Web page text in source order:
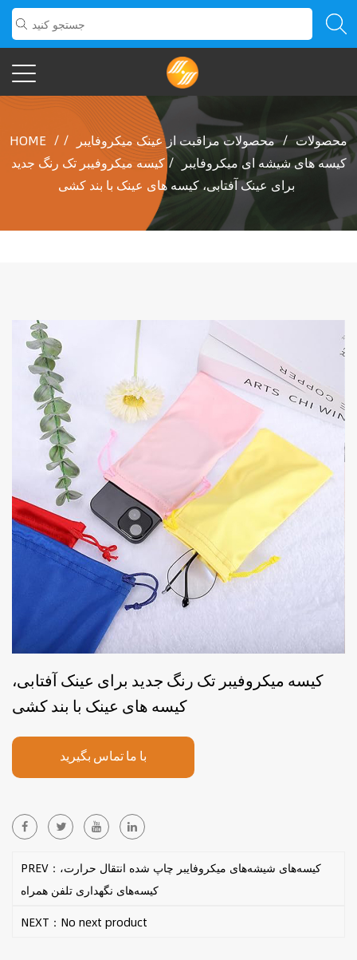
HOME / محصولات / محصولات مراقبت از عینک میکروفایبر /
کیسه های شیشه ای میکروفایبر /کیسه میکروفیبر تک رنگ جدید
برای عینک آفتابی، کیسه های عینک با بند کشی
کیسه میکروفیبر تک رنگ جدید برای عینک آفتابی،
کیسه های عینک با بند کشی
با ما تماس بگیرید
PREV：کیسه‌های شیشه‌های میکروفایبر چاپ شده انتقال حرارت،
کیسه‌های نگهداری تلفن همراه
NEXT：No next product